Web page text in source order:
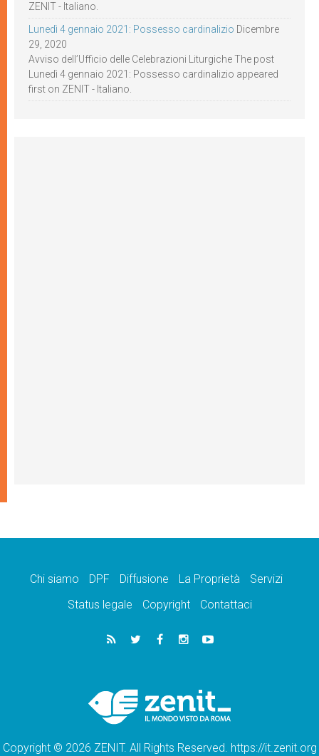
ZENIT - Italiano.
Lunedì 4 gennaio 2021: Possesso cardinalizio Dicembre
29, 2020
Avviso dell’Ufficio delle Celebrazioni Liturgiche The post
Lunedì 4 gennaio 2021: Possesso cardinalizio appeared
first on ZENIT - Italiano.
Chi siamo DPF Diffusione La Proprietà
Servizi
Status legale
Copyright Contattaci
Copyright © 2026 ZENIT. All Rights Reserved. https://it.zenit.org